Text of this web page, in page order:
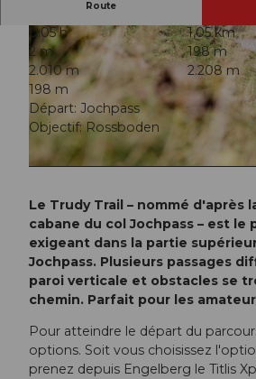
© Engelberg - Titlis Tourismus, Engelberg-Titlis Tourismus
Route
0:05 h
1,05 km
2 m
198 m
2.010 m
2.208 m
198 m
Départ: Jochpass
Objectif: Rossboden
Le Trudy Trail – nommé d'après
cabane du col Jochpass – est le
exigeant dans la partie
Jochpass. Plusieurs passages
paroi verticale et obstacles se
chemin. Parfait pour les
Pour atteindre le départ du
options. Soit vous choisissez
prenez depuis Engelberg le Titlis